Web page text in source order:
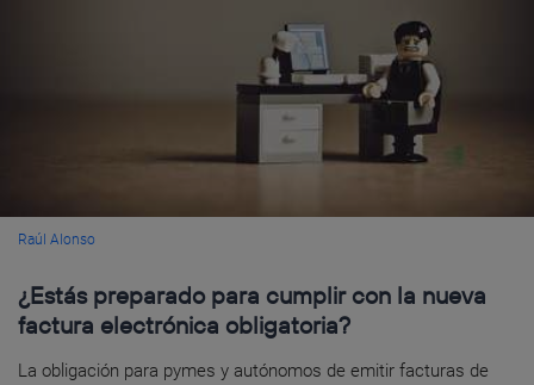
Raúl Alonso
¿Estás preparado para cumplir con la nueva
factura electrónica obligatoria?
La obligación para pymes y autónomos de emitir facturas de